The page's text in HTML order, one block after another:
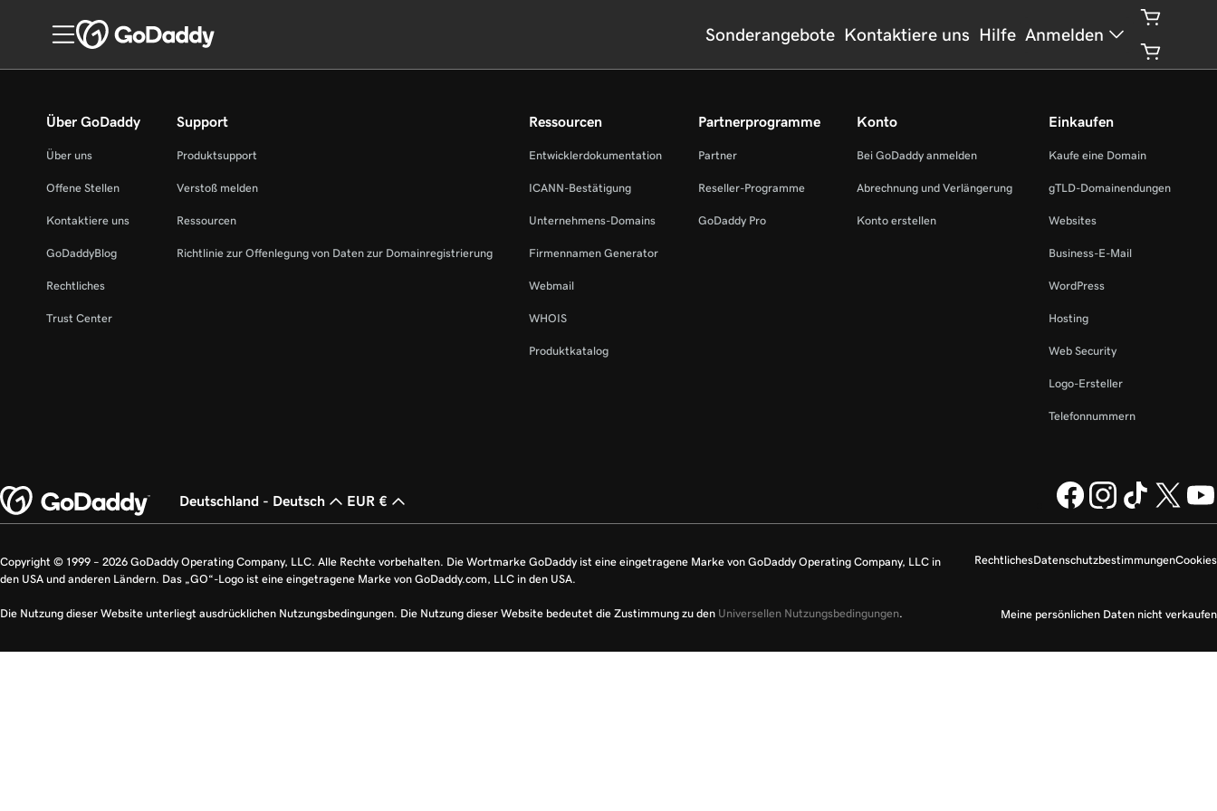
Sonderangebote Kontaktiere uns Hilfe Anmelden
Über GoDaddy
Über uns
Offene Stellen
Kontaktiere uns
GoDaddyBlog
Rechtliches
Trust Center
Support
Produktsupport
Verstoß melden
Ressourcen
Richtlinie zur Offenlegung von Daten zur Domainregistrierung
Ressourcen
Entwicklerdokumentation
ICANN-Bestätigung
Unternehmens-Domains
Firmennamen Generator
Webmail
WHOIS
Produktkatalog
Partnerprogramme
Partner
Reseller-Programme
GoDaddy Pro
Konto
Bei GoDaddy anmelden
Abrechnung und Verlängerung
Konto erstellen
Einkaufen
Kaufe eine Domain
gTLD-Domainendungen
Websites
Business-E-Mail
WordPress
Hosting
Web Security
Logo-Ersteller
Telefonnummern
Deutschland - Deutsch EUR €
RechtlichesDatenschutzbestimmungenCookies
Meine persönlichen Daten nicht verkaufen
Copyright © 1999 – 2026 GoDaddy Operating Company, LLC. Alle Rechte vorbehalten. Die Wortmarke GoDaddy ist eine eingetragene Marke von GoDaddy Operating Company, LLC in
den USA und anderen Ländern. Das „GO“-Logo ist eine eingetragene Marke von GoDaddy.com, LLC in den USA.
Die Nutzung dieser Website unterliegt ausdrücklichen Nutzungsbedingungen. Die Nutzung dieser Website bedeutet die Zustimmung zu den Universellen Nutzungsbedingungen.